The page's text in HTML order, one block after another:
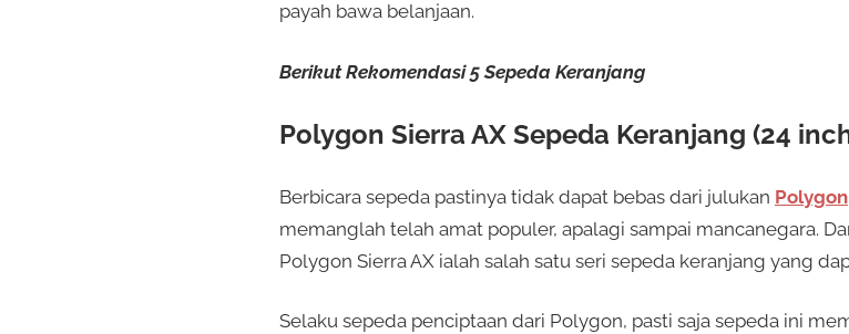
payah bawa belanjaan.
Berikut Rekomendasi 5 Sepeda Keranjang
Polygon Sierra AX Sepeda Keranjang (24
Berbicara sepeda pastinya tidak dapat bebas dari julukan Polygon
memanglah telah amat populer, apalagi sampai mancanegara.
Polygon Sierra AX ialah salah satu seri sepeda keranjang yang
Selaku sepeda penciptaan dari Polygon, pasti saja sepeda ini